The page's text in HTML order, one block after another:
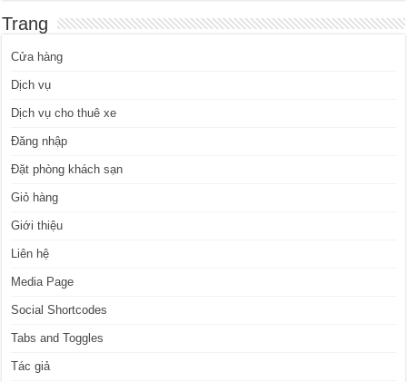
Trang
Cửa hàng
Dịch vụ
Dịch vụ cho thuê xe
Đăng nhập
Đặt phòng khách sạn
Giỏ hàng
Giới thiệu
Liên hệ
Media Page
Social Shortcodes
Tabs and Toggles
Tác giả